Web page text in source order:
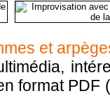
et
format PDF